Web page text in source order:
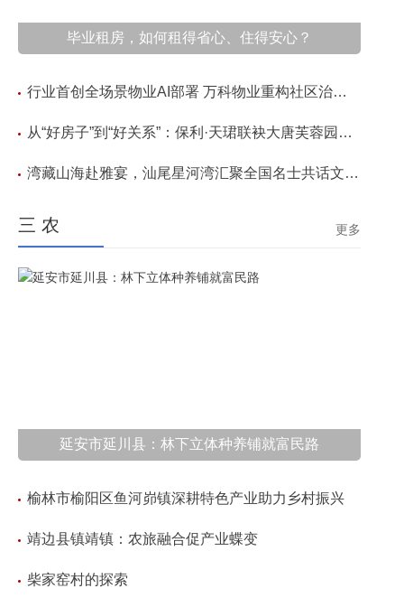
毕业租房，如何租得省心、住得安心？
行业首创全场景物业AI部署 万科物业重构社区治理
新模式
从“好房子”到“好关系”：保利·天珺联袂大唐芙蓉园，
以水上社群盛会作答曲江高阶生活新范式
湾藏山海赴雅宴，汕尾星河湾汇聚全国名士共话文旅
新篇
三 农 更多
延安市延川县：林下立体种养铺就富民路
榆林市榆阳区鱼河峁镇深耕特色产业助力乡村振兴
靖边县镇靖镇：农旅融合促产业蝶变
柴家窑村的探索